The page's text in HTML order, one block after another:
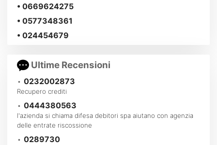
• 0669624275
• 0577348361
• 024454679
Ultime Recensioni
• 0232002873
Recupero crediti
• 0444380563
l'azienda si chiama difesa debitori spa aiutano con agenzia
delle entrate riscossione
• 0289730